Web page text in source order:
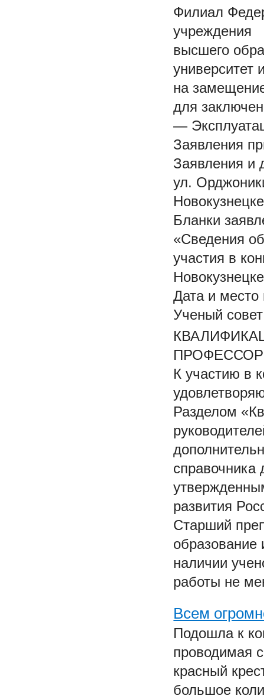
Филиал
учреждения
высшего
университет
на
для
—
Заявления
Заявления и
ул.
Бланки
«Сведения
участия в
Дата и место
Ученый
К участию в
Разделом
справочника
развития
Старший
образование
наличии
работы не
Всем
Подошла к
проводимая
красный
большое